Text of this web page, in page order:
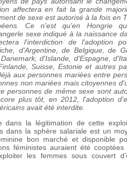
affectera en fait la grande
de sexe est autorisé à la fois en
Ce n'est qu'en Hongrie
sexe indiqué à la naissance
l'interdiction de l'adoption
d'Argentine, de Belgique, de
d'Islande, d'Espagne,
Suisse, Estonie et autres
aux personnes mariées entre
non mariées mais citoyennes
personnes de même sexe sont
plus tôt, en 2012, l'adoption
avait été interdite.
dans la légitimation de cette
dans la sphère salariale est un
bon marché et disponible
féministes auraient été
les femmes sous couvert